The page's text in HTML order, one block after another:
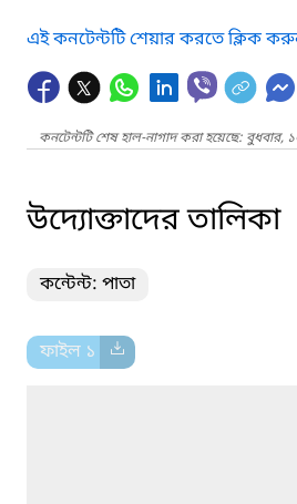
এই কনটেন্টটি শেয়ার করতে ক্লিক
কনটেন্টটি শেষ হাল-নাগাদ করা হয়েছে:
উদ্যোক্তাদের তালিকা
কন্টেন্ট: পাতা
ফাইল ১